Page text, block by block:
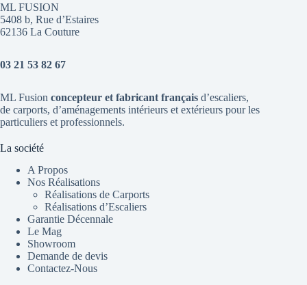
ML FUSION
5408 b, Rue d’Estaires
62136 La Couture
03 21 53 82 67
ML Fusion concepteur et fabricant français d’escaliers,
de carports, d’aménagements intérieurs et extérieurs pour les
particuliers et professionnels.
La société
A Propos
Nos Réalisations
Réalisations de Carports
Réalisations d’Escaliers
Garantie Décennale
Le Mag
Showroom
Demande de devis
Contactez-Nous